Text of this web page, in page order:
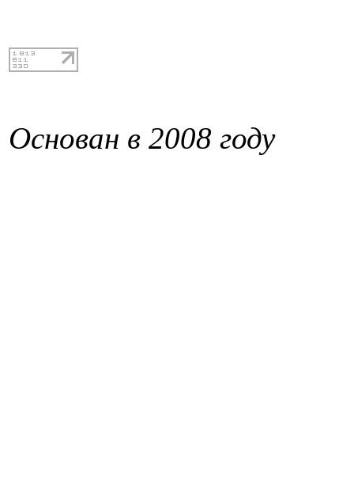
Основан в 2008 году